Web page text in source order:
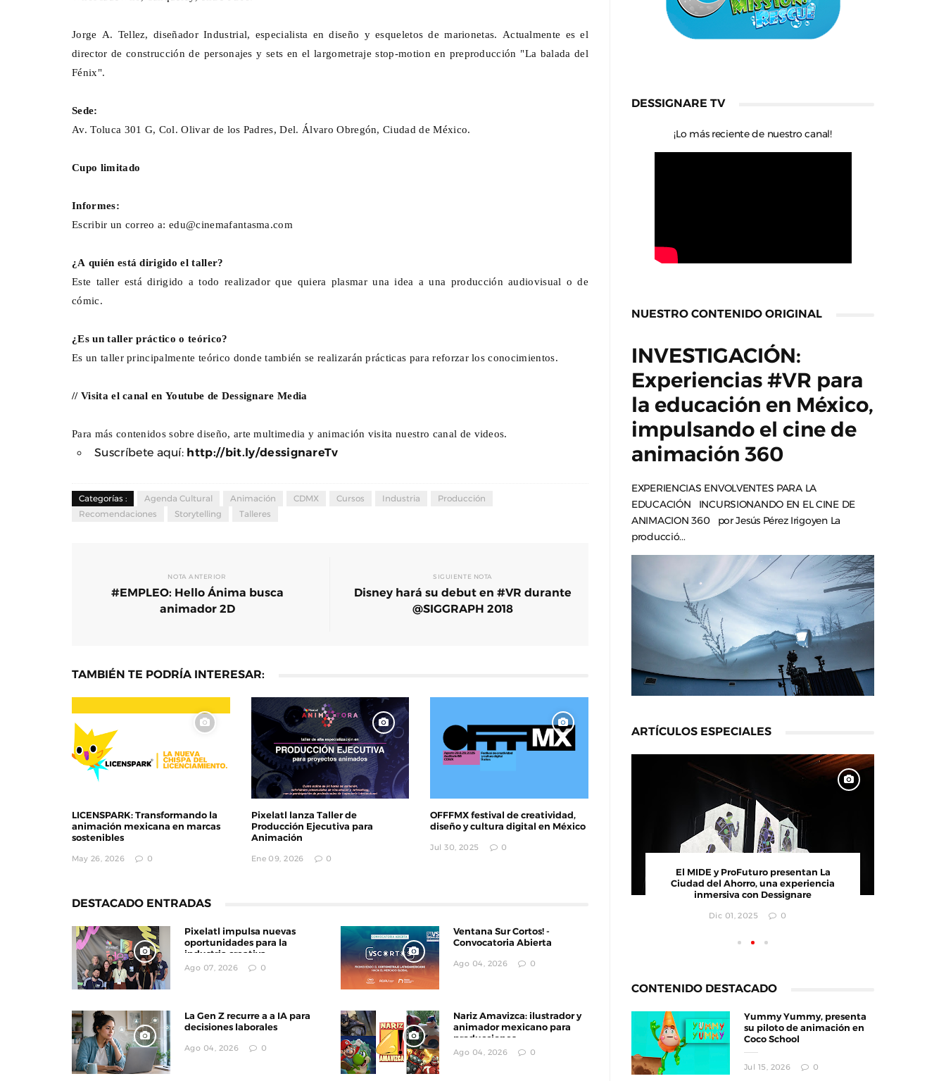
Jorge A. Tellez, diseñador Industrial, especialista en diseño y esqueletos de marionetas. Actualmente es el
director de construcción de personajes y sets en el largometraje stop-motion en preproducción "La balada del
Fénix".
Sede:
Av. Toluca 301 G, Col. Olivar de los Padres, Del. Álvaro Obregón, Ciudad de México.
Cupo limitado
Informes:
Escribir un correo a:edu@cinemafantasma.com
¿A quién está dirigido el taller?
Este taller está dirigido a todo realizador que quiera plasmar una idea a una producción audiovisual o de
cómic.
¿Es un taller práctico o teórico?
Es un taller principalmente teórico donde también se realizarán prácticas para reforzar los conocimientos.
// Visita el canal en Youtube de Dessignare Media
Para más contenidos sobre diseño, arte multimedia y animación visita nuestro canal de videos.
Suscríbete aquí: http://bit.ly/dessignareTv
Categorías : Agenda Cultural Animación CDMX Cursos Industria
Producción
Recomendaciones
Storytelling Talleres
NOTA ANTERIOR
#EMPLEO: Hello Ánima busca
animador 2D
SIGUIENTE NOTA
Disney hará su debut en #VR durante
@SIGGRAPH 2018
TAMBIÉN TE PODRÍA INTERESAR:
LICENSPARK: Transformando la
animación mexicana en marcas
sostenibles
May 26, 2026 0
Pixelatl lanza Taller de
Producción Ejecutiva para
Animación
Ene 09, 2026 0
OFFFMX festival de creatividad,
diseño y cultura digital en México
Jul 30, 2025 0
DESTACADO ENTRADAS
Pixelatl impulsa nuevas
oportunidades para la
industria creativa
Ago 07, 2026 0
Ventana Sur Cortos! -
Convocatoria Abierta
Ago 04, 2026 0
La Gen Z recurre a a IA para
decisiones laborales
Ago 04, 2026 0
Nariz Amavizca: ilustrador y
animador mexicano para
producciones
internacionales
Ago 04, 2026 0
DESSIGNARE TV
¡Lo más reciente de nuestro canal!
NUESTRO CONTENIDO ORIGINAL
INVESTIGACIÓN:
Experiencias #VR para
la educación en México,
impulsando el cine de
animación 360
EXPERIENCIAS ENVOLVENTES PARA LA
EDUCACIÓN INCURSIONANDO EN EL CINE DE
ANIMACION 360 por Jesús Pérez Irigoyen La
producció...
ARTÍCULOS ESPECIALES
CONVOCATORIA: Creativa GDL busca
emprendimientos innovadores
CONTENIDO DESTACADO
Yummy Yummy, presenta
su piloto de animación en
Coco School
Jul 15, 2026 0